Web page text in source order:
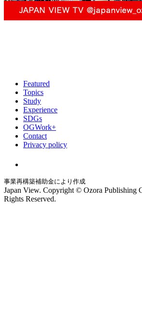
Featured
Topics
Study
Experience
SDGs
OGWork+
Contact
Privacy policy
事業再構築補助金により作成
Japan View. Copyright © Ozora Publishing
Rights Reserved.